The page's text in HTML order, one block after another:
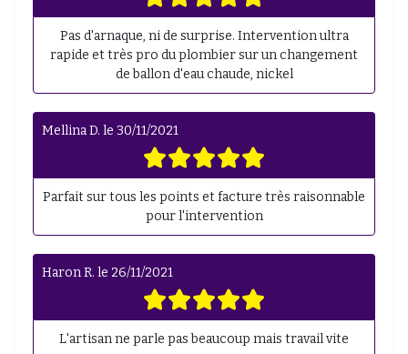
Pas d'arnaque, ni de surprise. Intervention ultra
rapide et très pro du plombier sur un changement
de ballon d'eau chaude, nickel
Mellina D. le 30/11/2021
Parfait sur tous les points et facture très raisonnable
pour l'intervention
Haron R. le 26/11/2021
L'artisan ne parle pas beaucoup mais travail vite